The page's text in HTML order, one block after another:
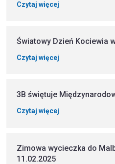
Czytaj więcej
Światowy Dzień Kociewia
Czytaj więcej
3B świętuje
Czytaj więcej
Zimowa wycieczka do
11.02.2025